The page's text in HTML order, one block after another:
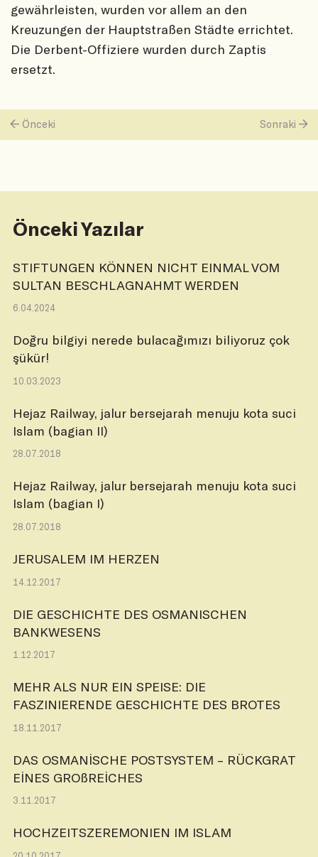
gewährleisten, wurden vor allem an den
Kreuzungen der Hauptstraßen Städte errichtet.
Die Derbent-Offiziere wurden durch Zaptis
ersetzt.
Önceki Sonraki
Önceki Yazılar
STIFTUNGEN KÖNNEN NICHT EINMAL VOM
SULTAN BESCHLAGNAHMT WERDEN
6.04.2024
Doğru bilgiyi nerede bulacağımızı biliyoruz çok
şükür!
10.03.2023
Hejaz Railway, jalur bersejarah menuju kota suci
Islam (bagian II)
28.07.2018
Hejaz Railway, jalur bersejarah menuju kota suci
Islam (bagian I)
28.07.2018
JERUSALEM IM HERZEN
14.12.2017
DIE GESCHICHTE DES OSMANISCHEN
BANKWESENS
1.12.2017
MEHR ALS NUR EIN SPEISE: DIE
FASZINIERENDE GESCHICHTE DES BROTES
18.11.2017
DAS OSMANİSCHE POSTSYSTEM – RÜCKGRAT
EİNES GROßREİCHES
3.11.2017
HOCHZEITSZEREMONIEN IM ISLAM